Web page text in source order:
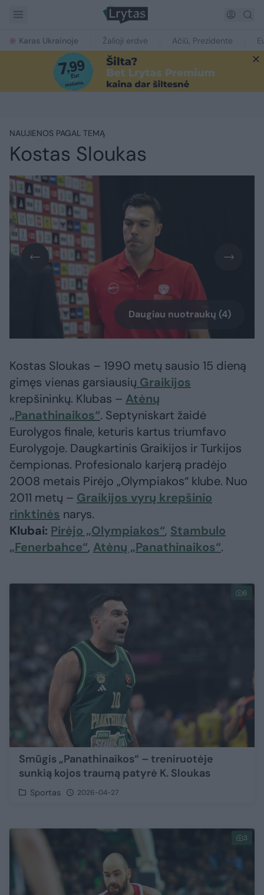
Karas Ukrainoje Žalioji erdvė Ačiū, Prezidente
NAUJIENOS PAGAL TEMĄ
Kostas Sloukas
Daugiau nuotraukų (4)
Kostas Sloukas – 1990 metų sausio 15 dieną
gimęs vienas garsiausių Graikijos
krepšininkų. Klubas – Atėnų
„Panathinaikos“. Septyniskart žaidė
Eurolygos finale, keturis kartus triumfavo
Eurolygoje. Daugkartinis Graikijos ir Turkijos
čempionas. Profesionalo karjerą pradėjo
2008 metais Pirėjo „Olympiakos“ klube. Nuo
2011 metų – Graikijos vyrų krepšinio
rinktinės narys.
Klubai: Pirėjo „Olympiakos“, Stambulo
„Fenerbahce“, Atėnų „Panathinaikos“.
6
Smūgis „Panathinaikos“ – treniruotėje
sunkią kojos traumą patyrė K. Sloukas
Sportas 2026-04-27
3